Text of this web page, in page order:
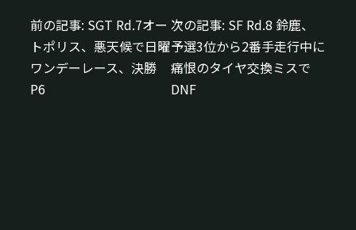
投
稿
前の記事: SGT Rd.7オー
トポリス、悪天候で日曜
ワンデーレース、決勝
P6
次の記事: SF Rd.8 鈴鹿、
予選3位から2番手走行中に
痛恨のタイヤ交換ミスで
DNF